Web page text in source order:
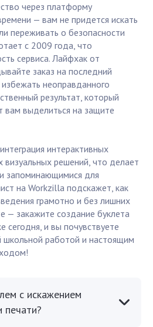
через платформу
— вам не придется искать
переживать о безопасности
с 2009 года, что
сервиса. Лайфхак от
заказ на последний
неоправданного
результат, который
вам выделиться на защите
интерактивных
визуальных решений, что делает
запоминающимися для
на Workzilla подскажет, как
грамотно и без лишних
— закажите создание буклета
сегодня, и вы почувствуете
работой и настоящим
с искажением
печати?